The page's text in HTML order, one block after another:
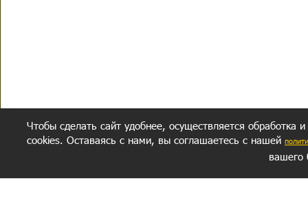
Чтобы сделать сайт удобнее, осуществляется обработка
cookies. Оставаясь с нами, вы соглашаетесь с нашей
вашего